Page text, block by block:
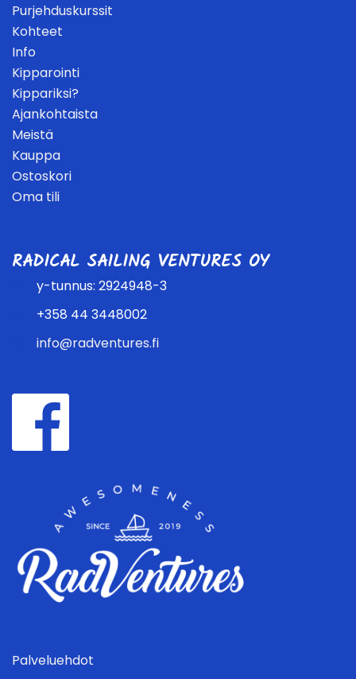
Purjehduskurssit
Kohteet
Info
Kipparointi
Kippariksi?
Ajankohtaista
Meistä
Kauppa
Ostoskori
Oma tili
RADICAL SAILING VENTURES OY
y-tunnus: 2924948-3
+358 44 3448002
info@radventures.fi
Palveluehdot